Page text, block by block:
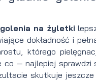
na żyletki
dokładność i
którego
co — najlepiej sprawdzi
skutkuje